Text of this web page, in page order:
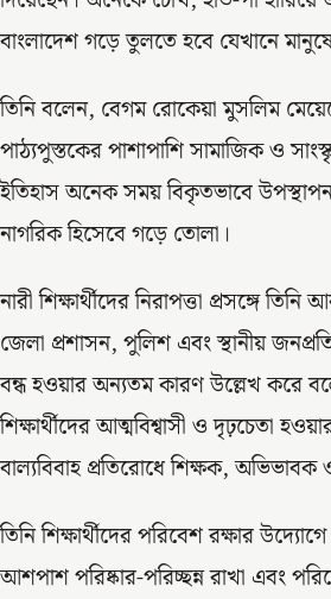
বাংলাদেশ গড়ে তুলতে হবে যেখানে
তিনি বলেন, বেগম রোকেয়া মুসলিম
পাঠ্যপুস্তকের পাশাপাশি সামাজিক ও
ইতিহাস অনেক সময় বিকৃতভাবে উপস্থাপন
নাগরিক হিসেবে গড়ে তোলা।
নারী শিক্ষার্থীদের নিরাপত্তা প্রসঙ্গে
জেলা প্রশাসন, পুলিশ এবং স্থানীয়
বন্ধ হওয়ার অন্যতম কারণ উল্লেখ করে
শিক্ষার্থীদের আত্মবিশ্বাসী ও দৃঢ়চেতা
বাল্যবিবাহ প্রতিরোধে শিক্ষক,
তিনি শিক্ষার্থীদের পরিবেশ রক্ষার
আশপাশ পরিষ্কার-পরিচ্ছন্ন রাখা এবং